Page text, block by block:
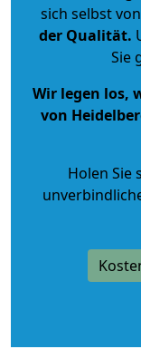
sich selbst
der Qualität.
Sie
Wir legen los,
von
Holen Sie